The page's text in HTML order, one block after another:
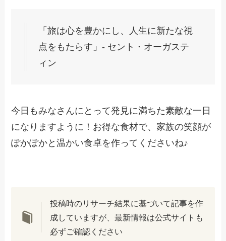
「旅は心を豊かにし、人生に新たな視
点をもたらす」- セント・オーガステ
ィン
今日もみなさんにとって発見に満ちた素敵な一日
になりますように！お得な食材で、家族の笑顔が
ぽかぽかと温かい食卓を作ってくださいね♪
投稿時のリサーチ結果に基づいて記事を作
成していますが、最新情報は公式サイトも
必ずご確認ください